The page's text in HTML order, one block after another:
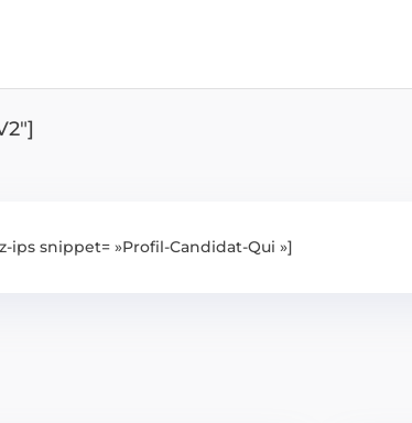
ips snippet= »Profil-Candidat-Qui »]